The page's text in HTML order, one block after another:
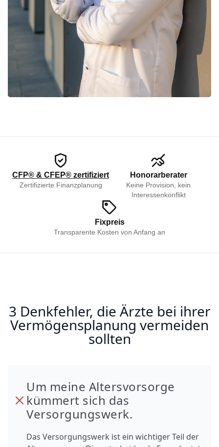
CFP® & CFEP® zertifiziert
Zertifizierte Finanzplanung
Honorarberater
Keine Provision, kein
Interessenkonflikt
Fixpreis
Transparente Kosten von Anfang an
3 Denkfehler, die Ärzte bei ihrer
Vermögensplanung vermeiden
sollten
Um meine Altersvorsorge
kümmert sich das
Versorgungswerk.
Das Versorgungswerk ist ein wichtiger Teil der